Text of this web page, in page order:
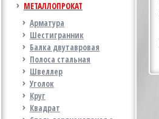
МЕТАЛЛОПРОКАТ
Арматура
Шестигранник
Балка двутавровая
Полоса стальная
Швеллер
Уголок
Круг
Квадрат